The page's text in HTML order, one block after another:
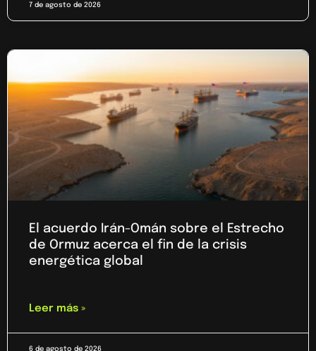
7 de agosto de 2026
El acuerdo Irán-Omán sobre el Estrecho
de Ormuz acerca el fin de la crisis
energética global
Leer más »
6 de agosto de 2026